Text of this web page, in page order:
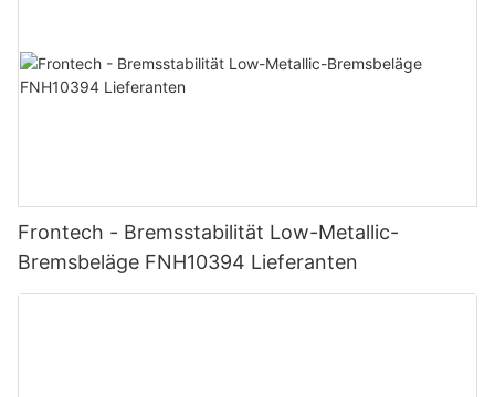
Frontech - Bremsstabilität Low-Metallic-
Bremsbeläge FNH10394 Lieferanten